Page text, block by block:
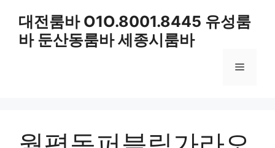
대전룸바 O1O.8001.8445 유성룸
바 둔산동룸바 세종시룸바
메